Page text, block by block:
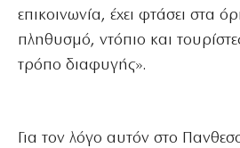
επικοινωνία, έχει φτάσει στα
πληθυσμό, ντόπιο και
τρόπο διαφυγής».
Για τον λόγο αυτόν στο